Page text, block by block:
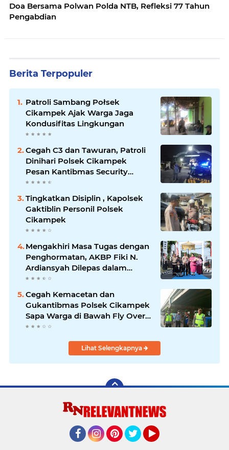
Doa Bersama Polwan Polda NTB, Refleksi 77 Tahun
Pengabdian
Berita Terpopuler
Patroli Sambang Połsek
Cikampek Ajak Warga Jaga
Kondusifitas Lingkungan
Cegah C3 dan Tawuran, Patroli
Dinihari Polsek Cikampek
Pesan Kantibmas Security
Perumahan
Tingkatkan Disiplin , Kapolsek
Gaktiblin Personil Polsek
Cikampek
Mengakhiri Masa Tugas dengan
Penghormatan, AKBP Fiki N.
Ardiansyah Dilepas dalam
Upacara Farewell Parade oleh
Pol Mario Prahatinto
Cegah Kemacetan dan
Gukantibmas Polsek Cikampek
Sapa Warga di Bawah Fly Over
Cikampek
Lihat Selengkapnya